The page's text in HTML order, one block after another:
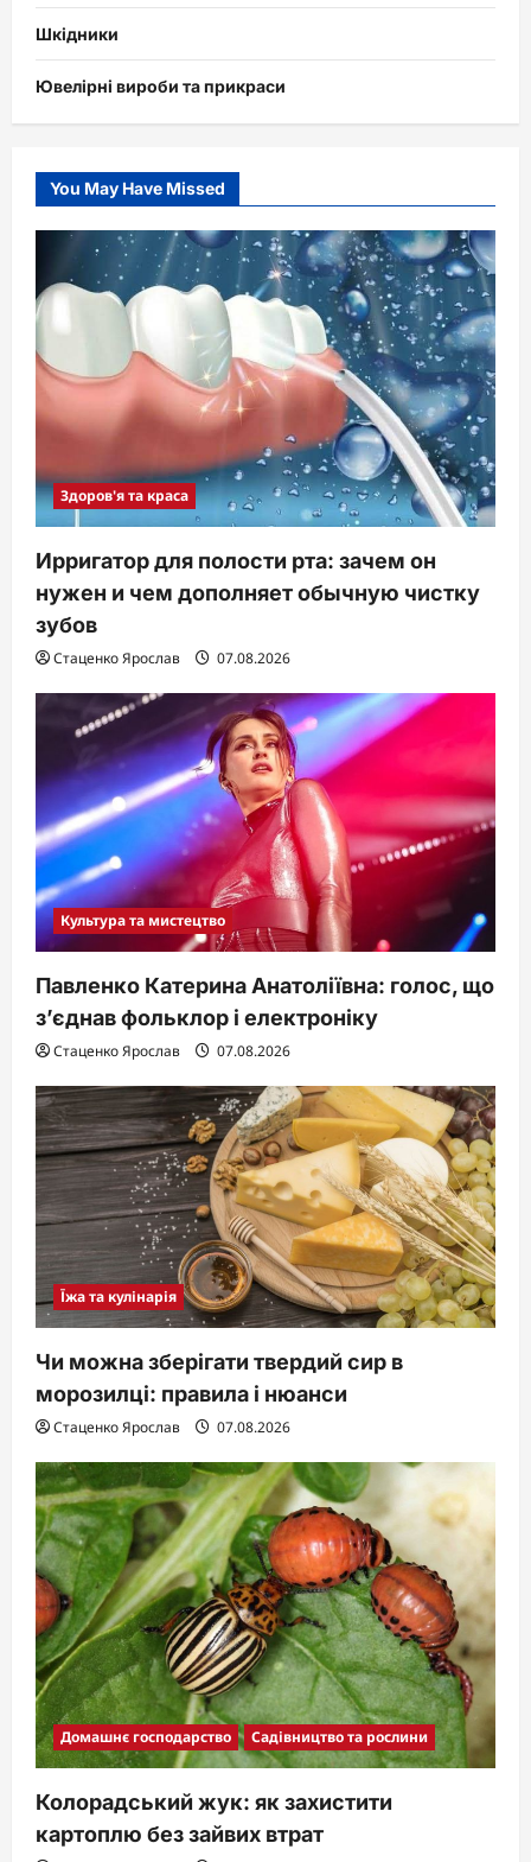
Шкідники
Ювелірні вироби та прикраси
You May Have Missed
Здоров'я та краса
Ирригатор для полости рта: зачем он
нужен и чем дополняет обычную чистку
зубов
Стаценко Ярослав 07.08.2026
Культура та мистецтво
Павленко Катерина Анатоліївна: голос, що
з’єднав фольклор і електроніку
Стаценко Ярослав 07.08.2026
Їжа та кулінарія
Чи можна зберігати твердий сир в
морозилці: правила і нюанси
Стаценко Ярослав 07.08.2026
Домашнє господарство Садівництво та рослини
Колорадський жук: як захистити
картоплю без зайвих втрат